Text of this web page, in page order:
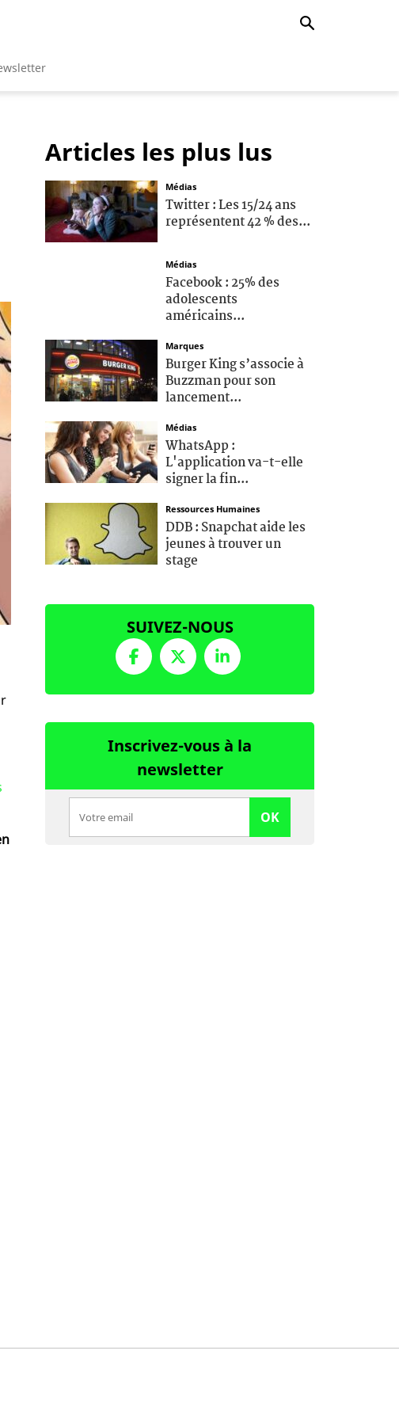
Articles les plus lus
Médias
Twitter : Les 15/24 ans
représentent 42 % des...
Médias
Facebook : 25% des
adolescents
américains...
Marques
Burger King s’associe à
Buzzman pour son
lancement...
Médias
WhatsApp :
L'application va-t-elle
signer la fin...
Ressources Humaines
DDB : Snapchat aide les
jeunes à trouver un
stage
SUIVEZ-NOUS
Inscrivez-vous à la
newsletter
OK